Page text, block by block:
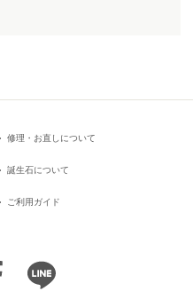
修理・お直しについて
誕生石について
ご利用ガイド